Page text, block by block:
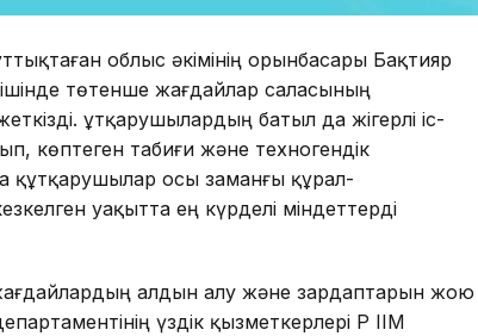
облыс әкімінің орынбасары Бақтияр
төтенше жағдайлар саласының
Құтқарушылардың батыл да жігерлі іс-
көптеген табиғи және техногендік
құтқарушылар осы заманғы құрал-
уақытта ең күрделі міндеттерді
алдын алу және зардаптарын жою
үздік қызметкерлері ҚР ІІМ